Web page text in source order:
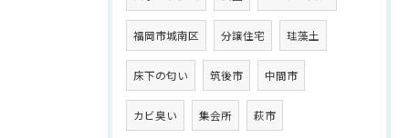
福岡市城南区 分譲住宅 珪藻土
床下の匂い 筑後市 中間市
カビ臭い 集会所 萩市